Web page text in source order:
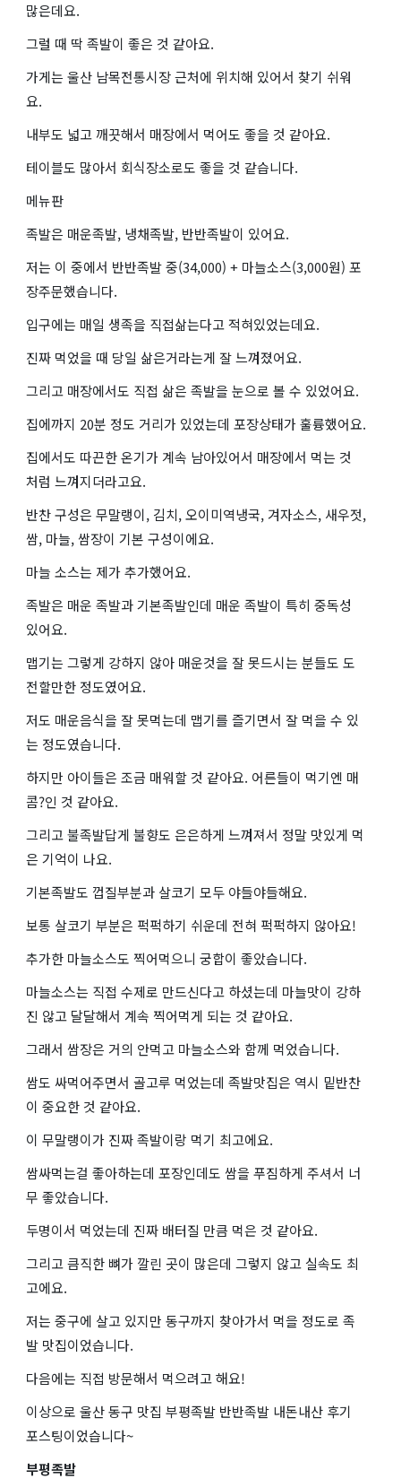
많은데요.
그럴 때 딱 족발이 좋은 것 같아요.
가게는 울산 남목전통시장 근처에 위치해 있어서 찾기 쉬워
요.
내부도 넓고 깨끗해서 매장에서 먹어도 좋을 것 같아요.
테이블도 많아서 회식장소로도 좋을 것 같습니다.
메뉴판
족발은 매운족발, 냉채족발, 반반족발이 있어요.
저는 이 중에서 반반족발 중(34,000) + 마늘소스(3,000원) 포
장주문했습니다.
입구에는 매일 생족을 직접삶는다고 적혀있었는데요.
진짜 먹었을 때 당일 삶은거라는게 잘 느껴졌어요.
그리고 매장에서도 직접 삶은 족발을 눈으로 볼 수 있었어요.
집에까지 20분 정도 거리가 있었는데 포장상태가 훌륭했어요.
집에서도 따끈한 온기가 계속 남아있어서 매장에서 먹는 것
처럼 느껴지더라고요.
반찬 구성은 무말랭이, 김치, 오이미역냉국, 겨자소스, 새우젓,
쌈, 마늘, 쌈장이 기본 구성이에요.
마늘 소스는 제가 추가했어요.
족발은 매운 족발과 기본족발인데 매운 족발이 특히 중독성
있어요.
맵기는 그렇게 강하지 않아 매운것을 잘 못드시는 분들도 도
전할만한 정도였어요.
저도 매운음식을 잘 못먹는데 맵기를 즐기면서 잘 먹을 수 있
는 정도였습니다.
하지만 아이들은 조금 매워할 것 같아요. 어른들이 먹기엔 매
콤?인 것 같아요.
그리고 불족발답게 불향도 은은하게 느껴져서 정말 맛있게 먹
은 기억이 나요.
기본족발도 껍질부분과 살코기 모두 야들야들해요.
보통 살코기 부분은 퍽퍽하기 쉬운데 전혀 퍽퍽하지 않아요!
추가한 마늘소스도 찍어먹으니 궁합이 좋았습니다.
마늘소스는 직접 수제로 만드신다고 하셨는데 마늘맛이 강하
진 않고 달달해서 계속 찍어먹게 되는 것 같아요.
그래서 쌈장은 거의 안먹고 마늘소스와 함께 먹었습니다.
쌈도 싸먹어주면서 골고루 먹었는데 족발맛집은 역시 밑반찬
이 중요한 것 같아요.
이 무말랭이가 진짜 족발이랑 먹기 최고에요.
쌈싸먹는걸 좋아하는데 포장인데도 쌈을 푸짐하게 주셔서 너
무 좋았습니다.
두명이서 먹었는데 진짜 배터질 만큼 먹은 것 같아요.
그리고 큼직한 뼈가 깔린 곳이 많은데 그렇지 않고 실속도 최
고에요.
저는 중구에 살고 있지만 동구까지 찾아가서 먹을 정도로 족
발 맛집이었습니다.
다음에는 직접 방문해서 먹으려고 해요!
이상으로 울산 동구 맛집 부평족발 반반족발 내돈내산 후기
포스팅이었습니다~
부평족발